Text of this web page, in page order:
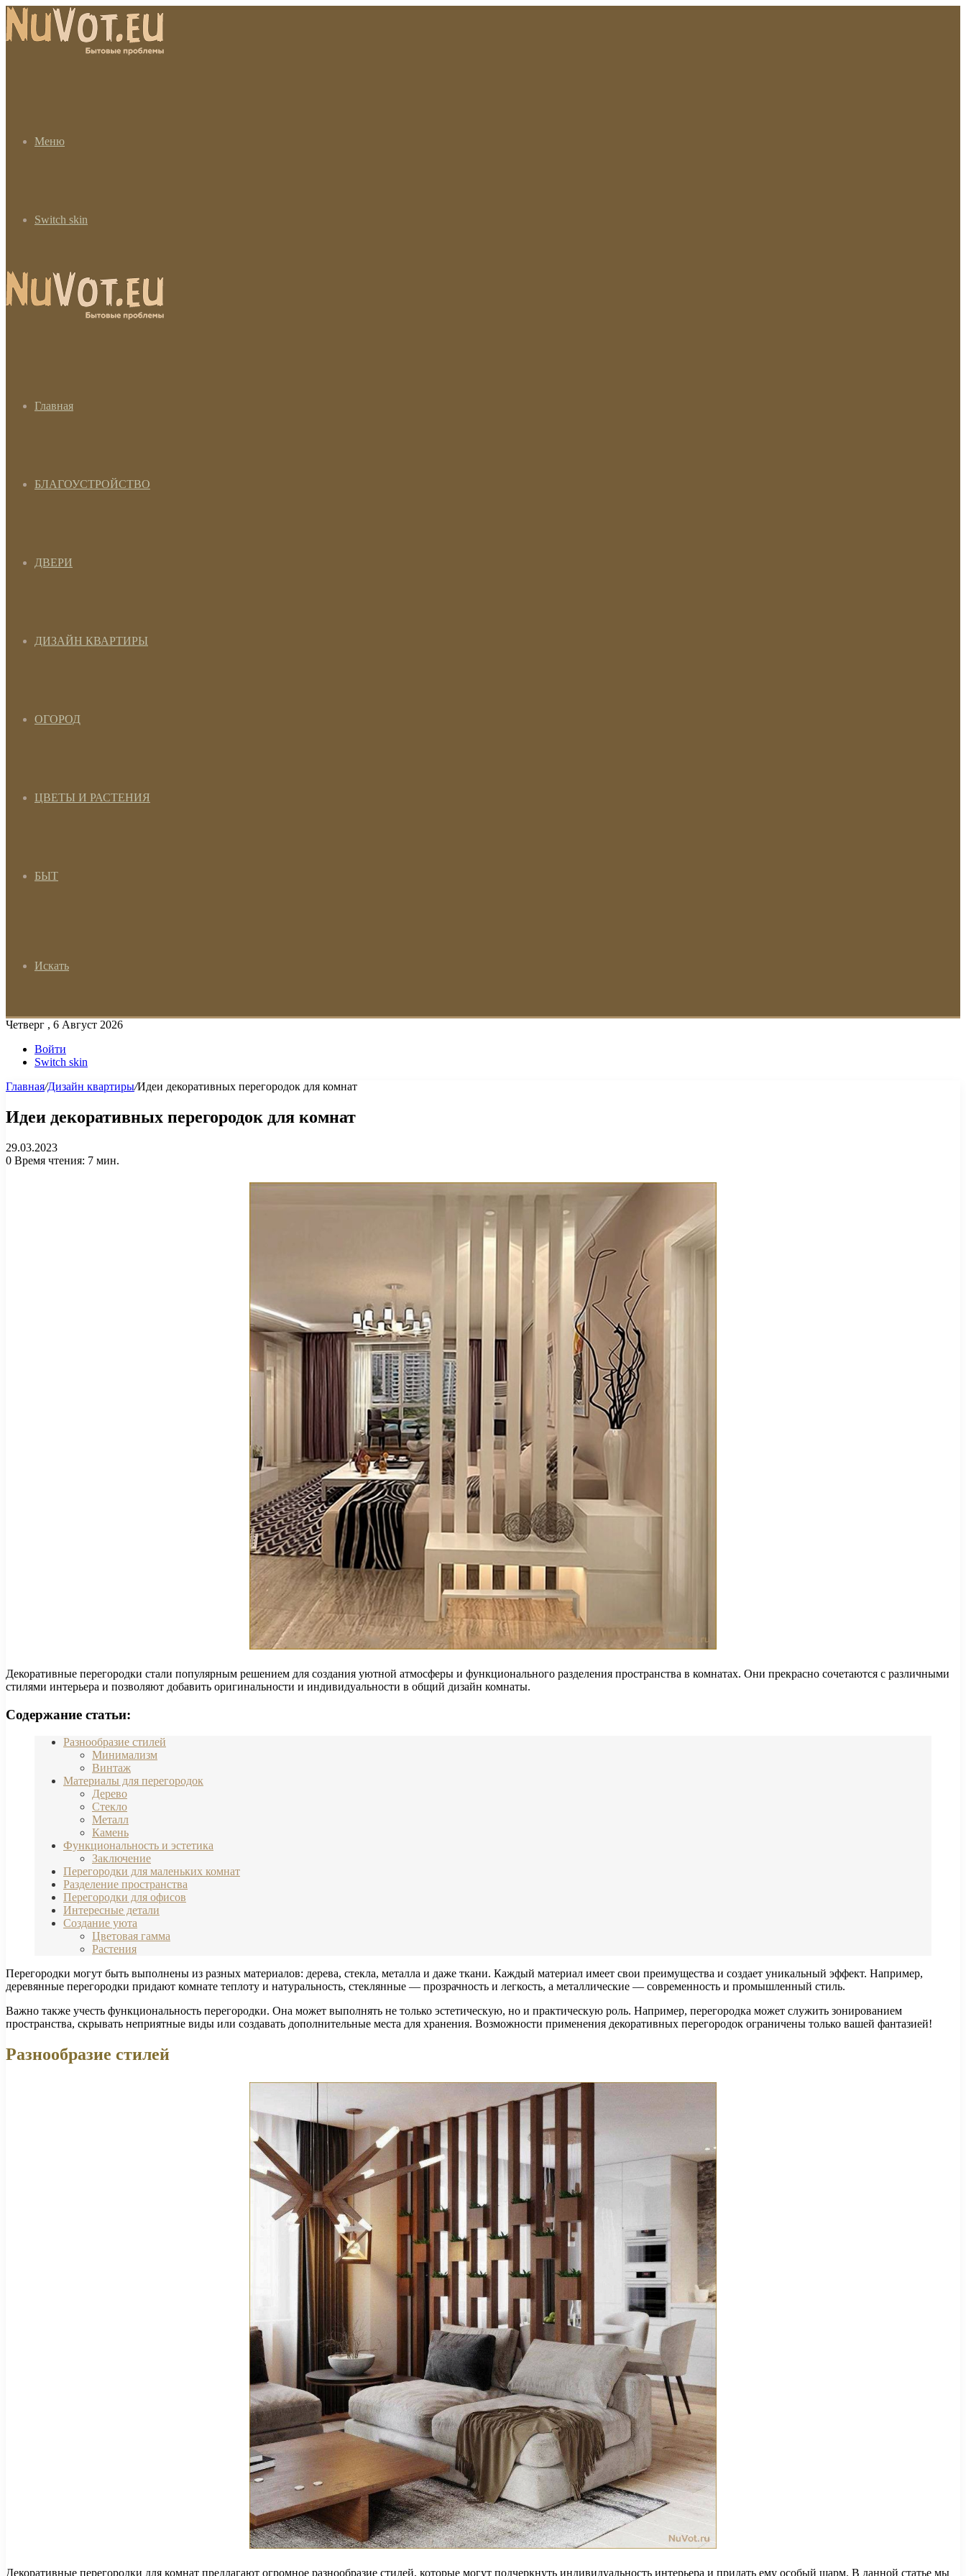
Меню
Switch skin
Главная
БЛАГОУСТРОЙСТВО
ДВЕРИ
ДИЗАЙН КВАРТИРЫ
ОГОРОД
ЦВЕТЫ И РАСТЕНИЯ
БЫТ
Искать
Четверг , 6 Август 2026
Войти
Switch skin
Главная/Дизайн квартиры/Идеи декоративных перегородок для комнат
Идеи декоративных перегородок для комнат
29.03.2023
0 Время чтения: 7 мин.
Декоративные перегородки стали популярным решением для создания уютной атмосферы и функционального разделения пространства в комнатах. Они прекрасно сочетаются с различными
стилями интерьера и позволяют добавить оригинальности и индивидуальности в общий дизайн комнаты.
Содержание статьи:
Разнообразие стилей
Минимализм
Винтаж
Материалы для перегородок
Дерево
Стекло
Металл
Камень
Функциональность и эстетика
Заключение
Перегородки для маленьких комнат
Разделение пространства
Перегородки для офисов
Интересные детали
Создание уюта
Цветовая гамма
Растения
Перегородки могут быть выполнены из разных материалов: дерева, стекла, металла и даже ткани. Каждый материал имеет свои преимущества и создает уникальный эффект. Например,
деревянные перегородки придают комнате теплоту и натуральность, стеклянные — прозрачность и легкость, а металлические — современность и промышленный стиль.
Важно также учесть функциональность перегородки. Она может выполнять не только эстетическую, но и практическую роль. Например, перегородка может служить зонированием
пространства, скрывать неприятные виды или создавать дополнительные места для хранения. Возможности применения декоративных перегородок ограничены только вашей фантазией!
Разнообразие стилей
Декоративные перегородки для комнат предлагают огромное разнообразие стилей, которые могут подчеркнуть индивидуальность интерьера и придать ему особый шарм. В данной статье мы